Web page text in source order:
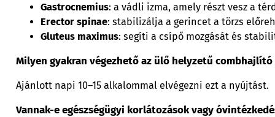
Gastrocnemius: a vádli izma, amely részt vesz a
Erector spinae: stabilizálja a gerincet a törzs
Gluteus maximus: segíti a csípő mozgását és
Milyen gyakran végezhető az ülő helyzetű combhajlító
Ajánlott napi 10–15 alkalommal elvégezni ezt a nyújtást.
Vannak-e egészségügyi korlátozások vagy